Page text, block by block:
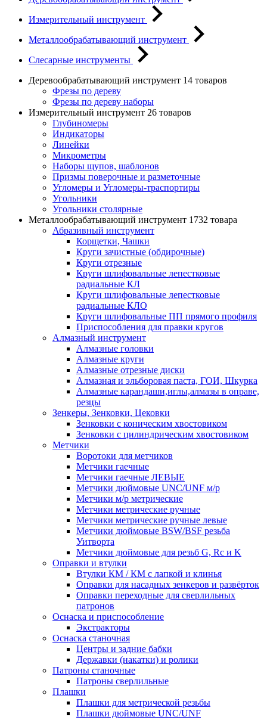
Измерительный инструмент
Металлообрабатывающий инструмент
Слесарные инструменты
Деревообрабатывающий инструмент 14 товаров
Фрезы по дереву
Фрезы по дереву наборы
Измерительный инструмент 26 товаров
Глубиномеры
Индикаторы
Линейки
Микрометры
Наборы щупов, шаблонов
Призмы поверочные и разметочные
Угломеры и Угломеры-траспортиры
Угольники
Угольники столярные
Металлообрабатывающий инструмент 1732 товара
Абразивный инструмент
Корщетки, Чашки
Круги зачистные (обдирочные)
Круги отрезные
Круги шлифовальные лепестковые
радиальные КЛ
Круги шлифовальные лепестковые
радиальные КЛО
Круги шлифовальные ПП прямого профиля
Приспособления для правки кругов
Алмазный инструмент
Алмазные головки
Алмазные круги
Алмазные отрезные диски
Алмазная и эльборовая паста, ГОИ, Шкурка
Алмазные карандаши,иглы,алмазы в оправе,
резцы
Зенкеры, Зенковки, Цековки
Зенковки с коническим хвостовиком
Зенковки с цилиндрическим хвостовиком
Метчики
Воротоки для метчиков
Метчики гаечные
Метчики гаечные ЛЕВЫЕ
Метчики дюймовые UNC/UNF м/р
Метчики м/р метрические
Метчики метрические ручные
Метчики метрические ручные левые
Метчики дюймовые BSW/BSF резьба
Уитворта
Метчики дюймовые для резьб G, Rc и K
Оправки и втулки
Втулки КМ / КМ с лапкой и клинья
Оправки для насадных зенкеров и развёрток
Оправки переходные для сверлильных
патронов
Оснаска и приспособление
Экстракторы
Оснаска станочная
Центры и задние бабки
Державки (накатки) и ролики
Патроны станочные
Патроны сверлильные
Плашки
Плашки для метрической резьбы
Плашки дюймовые UNC/UNF